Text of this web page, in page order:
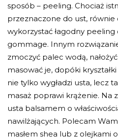
sposób – peeling. Chociaż
przeznaczone do ust,
wykorzystać łagodny peeling
gommage. Innym
zmoczyć palec wodą,
masować je, dopóki
nie tylko wygładzi usta, lecz
masaż poprawi krążenie. Na
usta balsamem o
nawilżających. Polecam
masłem shea lub z olejkami